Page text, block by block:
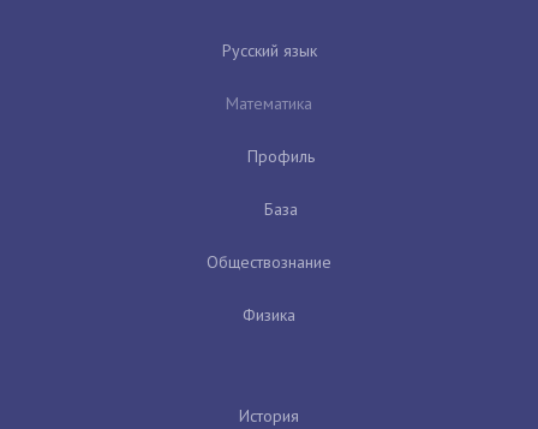
Русский язык
Математика
Профиль
База
Обществознание
Физика
История